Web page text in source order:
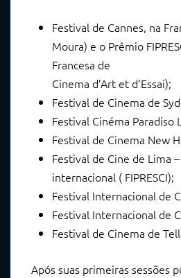
Festival de Cannes, na
Moura) e o Prêmio
Francesa de
Cinema d’Art et d’Essai);
Festival de Cinema de
Festival Cinéma Paradiso
Festival de Cinema New
Festival de Cine de Lima
internacional ( FIPRESCI);
Festival Internacional de
Festival Internacional de
Festival de Cinema de
Após suas primeiras sessões